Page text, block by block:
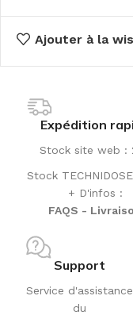
Ajouter à la
Expédition
Stock site web :
Stock
+ D'infos :
FAQS -
Support
Service d'assistance
du